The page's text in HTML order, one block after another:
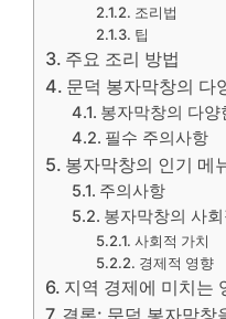
조리법
팁
주요 조리 방법
문덕 봉자막창의 다
봉자막창의 다양
필수 주의사항
봉자막창의 인기 메
주의사항
봉자막창의 사
사회적 가치
경제적 영향
지역 경제에 미치는
결론: 문덕 봉자막창